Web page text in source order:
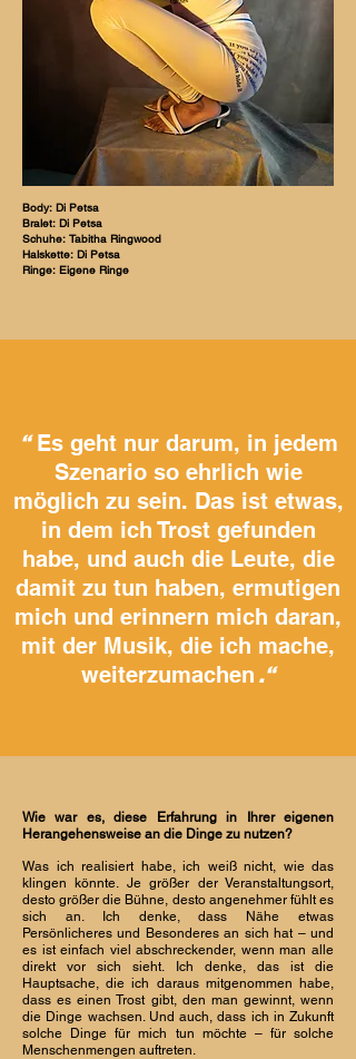
Body: Di Petsa
Bralet: Di Petsa
Schuhe: Tabitha Ringwood
Halskette: Di Petsa
Ringe: Eigene Ringe
“ Es geht nur darum, in jedem
Szenario so ehrlich wie
möglich zu sein. Das ist etwas,
in dem ich Trost gefunden
habe, und auch die Leute, die
damit zu tun haben, ermutigen
mich und erinnern mich daran,
mit der Musik, die ich mache,
weiterzumachen .“
Wie war es, diese Erfahrung in Ihrer eigenen
Herangehensweise an die Dinge zu nutzen?
Was ich realisiert habe, ich weiß nicht, wie das
klingen könnte. Je größer der Veranstaltungsort,
desto größer die Bühne, desto angenehmer fühlt es
sich an. Ich denke, dass Nähe etwas
Persönlicheres und Besonderes an sich hat – und
es ist einfach viel abschreckender, wenn man alle
direkt vor sich sieht. Ich denke, das ist die
Hauptsache, die ich daraus mitgenommen habe,
dass es einen Trost gibt, den man gewinnt, wenn
die Dinge wachsen. Und auch, dass ich in Zukunft
solche Dinge für mich tun möchte – für solche
Menschenmengen auftreten.